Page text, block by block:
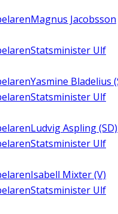
Magnus Jacobsson
Statsminister Ulf
Yasmine Bladelius
Statsminister Ulf
Ludvig Aspling (SD)
Statsminister Ulf
Isabell Mixter (V)
Statsminister Ulf